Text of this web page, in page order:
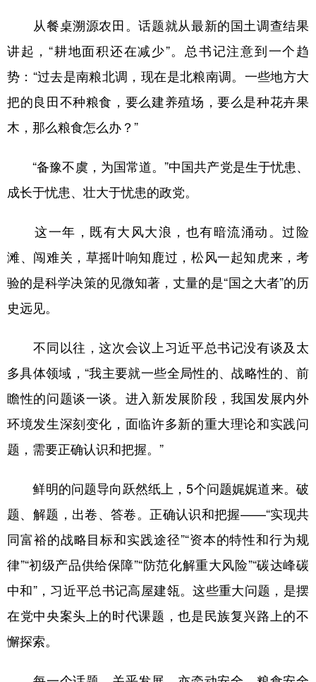
浙江 安徽 福建 江西
山东 河南 湖北 湖南
广东 广西 海南 重庆
四川 贵州 云南 西藏
新疆 内蒙古 黑龙江
多语种频道
English Español Français عربى
Русский язык 日本語 한국어
Deutsch
从餐桌溯源农田。话题就从最新的国土调查结果
讲起，“耕地面积还在减少”。总书记注意到一个趋
势：“过去是南粮北调，现在是北粮南调。一些地方大
把的良田不种粮食，要么建养殖场，要么是种花卉果
木，那么粮食怎么办？”
“备豫不虞，为国常道。”中国共产党是生于忧患、
成长于忧患、壮大于忧患的政党。
这一年，既有大风大浪，也有暗流涌动。过险
滩、闯难关，草摇叶响知鹿过，松风一起知虎来，考
验的是科学决策的见微知著，丈量的是“国之大者”的历
史远见。
不同以往，这次会议上习近平总书记没有谈及太
多具体领域，“我主要就一些全局性的、战略性的、前
瞻性的问题谈一谈。进入新发展阶段，我国发展内外
环境发生深刻变化，面临许多新的重大理论和实践问
题，需要正确认识和把握。”
鲜明的问题导向跃然纸上，5个问题娓娓道来。破
题、解题，出卷、答卷。正确认识和把握——“实现共
同富裕的战略目标和实践途径”“资本的特性和行为规
律”“初级产品供给保障”“防范化解重大风险”“碳达峰碳
中和”，习近平总书记高屋建瓴。这些重大问题，是摆
在党中央案头上的时代课题，也是民族复兴路上的不
懈探索。